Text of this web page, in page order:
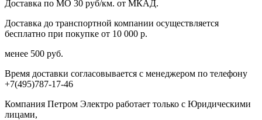
Доставка по МО 30 руб/км. от МКАД.
Доставка до транспортной компании осуществляется
бесплатно при покупке от 10 000 р.
менее 500 руб.
Время доставки согласовывается с менеджером по телефону
+7(495)787-17-46
Компания Петром Электро работает только с Юридическими
лицами,